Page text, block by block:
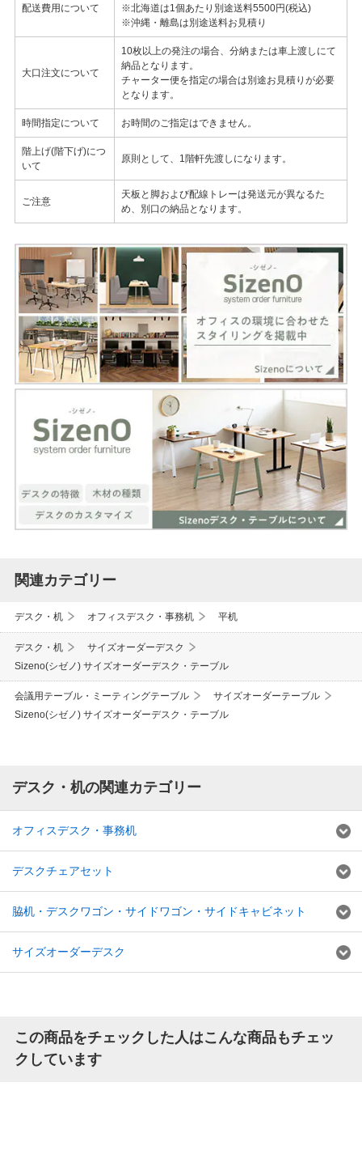
配送費用について
※北海道は1個あたり別途送料5500円(税込)
※沖縄・離島は別途送料お見積り
大口注文について
10枚以上の発注の場合、分納または車上渡しにて
納品となります。
チャーター便を指定の場合は別途お見積りが必要
となります。
時間指定について お時間のご指定はできません。
階上げ(階下げ)につ
いて
原則として、1階軒先渡しになります。
ご注意
天板と脚および配線トレーは発送元が異なるた
め、別口の納品となります。
関連カテゴリー
デスク・机 オフィスデスク・事務机 平机
デスク・机
サイズオーダーデスク
Sizeno(シゼノ) サイズオーダーデスク・テーブル
会議用テーブル・ミーティングテーブル
サイズオーダーテーブル
Sizeno(シゼノ) サイズオーダーデスク・テーブル
デスク・机の関連カテゴリー
オフィスデスク・事務机
デスクチェアセット
脇机・デスクワゴン・サイドワゴン・サイドキャビネット
サイズオーダーデスク
この商品をチェックした人はこんな商品もチェッ
クしています